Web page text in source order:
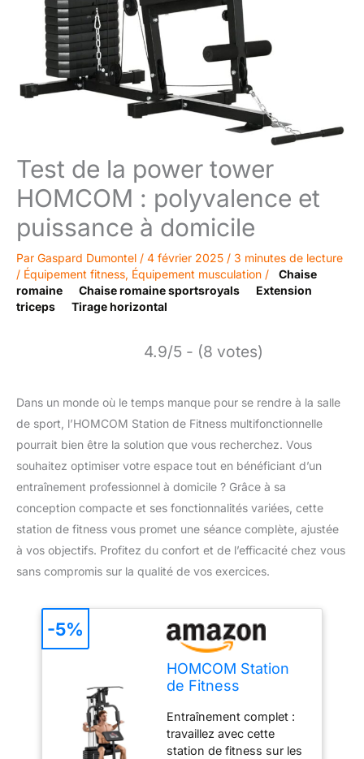
Test de la power tower
HOMCOM : polyvalence et
puissance à domicile
Par Gaspard Dumontel / 4 février 2025 / 3 minutes de lecture
/ Équipement fitness, Équipement musculation /
Chaise
romaine
Chaise romaine sportsroyals
Extension
triceps
Tirage horizontal
4.9/5 - (8 votes)
Dans un monde où le temps manque pour se rendre à la salle
de sport, l’HOMCOM Station de Fitness multifonctionnelle
pourrait bien être la solution que vous recherchez. Vous
souhaitez optimiser votre espace tout en bénéficiant d’un
entraînement professionnel à domicile ? Grâce à sa
conception compacte et ses fonctionnalités variées, cette
station de fitness vous promet une séance complète, ajustée
à vos objectifs. Profitez du confort et de l’efficacité chez vous
sans compromis sur la qualité de vos exercices.
HOMCOM Station
de Fitness
Power Tower avec
poids jusqu'à 45kg
et banc rembourré
Entraînement complet :
travaillez avec cette
station de fitness sur les
-5%